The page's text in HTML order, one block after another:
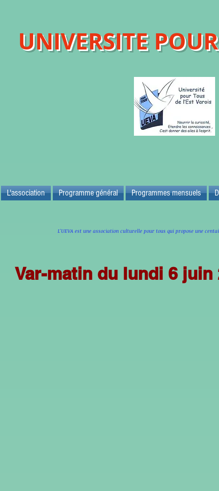
UNIVERSITE
Maison
83700
L'association Programme général Programmes mensuels
L'UEVA est une association culturelle pour tous qui propose une
Var-matin du lundi 6 juin